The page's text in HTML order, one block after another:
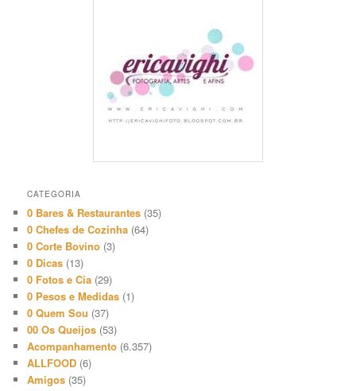
CATEGORIA
0 Bares & Restaurantes (35)
0 Chefes de Cozinha (64)
0 Corte Bovino (3)
0 Dicas (13)
0 Fotos e Cia (29)
0 Pesos e Medidas (1)
0 Quem Sou (37)
00 Os Queijos (53)
Acompanhamento (6.357)
ALLFOOD (6)
Amigos (35)